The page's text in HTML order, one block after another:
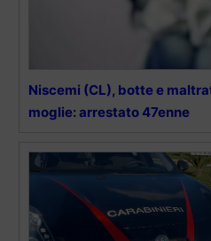
Niscemi (CL), botte e
moglie: arrestato 47enne